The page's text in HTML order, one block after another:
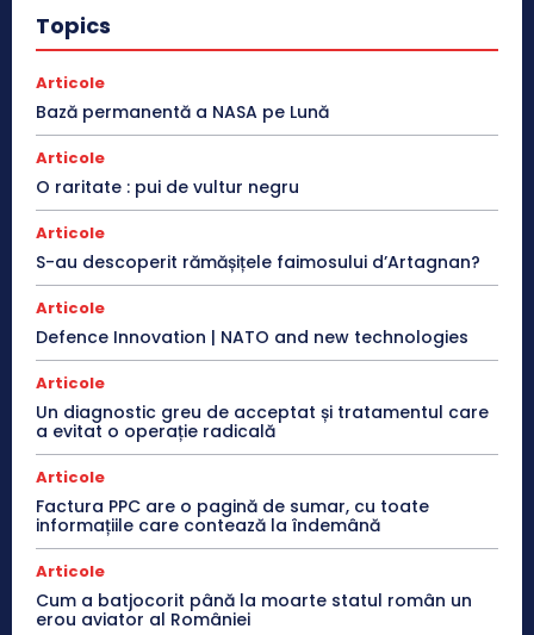
Topics
Articole
Bază permanentă a NASA pe Lună
Articole
O raritate : pui de vultur negru
Articole
S-au descoperit rămășițele faimosului d’Artagnan?
Articole
Defence Innovation | NATO and new technologies
Articole
Un diagnostic greu de acceptat și tratamentul care
a evitat o operație radicală
Articole
Factura PPC are o pagină de sumar, cu toate
informațiile care contează la îndemână
Articole
Cum a batjocorit până la moarte statul român un
erou aviator al României